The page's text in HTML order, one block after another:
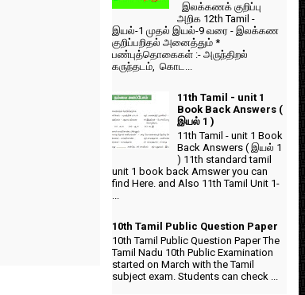
இலக்கணக் குறிப்பு
அறிக 12th Tamil -
இயல்-1 முதல் இயல்-9 வரை - இலக்கண
குறிப்பறிதல் அனைத்தும் *
பண்புத்தொகைகள் :- அருந்திறல்
கருந்தடம், கொட...
11th Tamil - unit 1
Book Back Answers (
இயல் 1 )
11th Tamil - unit 1 Book
Back Answers ( இயல் 1
) 11th standard tamil
unit 1 book back Amswer you can
find Here. and Also 11th Tamil Unit 1-
10th Tamil Public Question Paper
10th Tamil Public Question Paper The
Tamil Nadu 10th Public Examination
started on March with the Tamil
subject exam. Students can check ...